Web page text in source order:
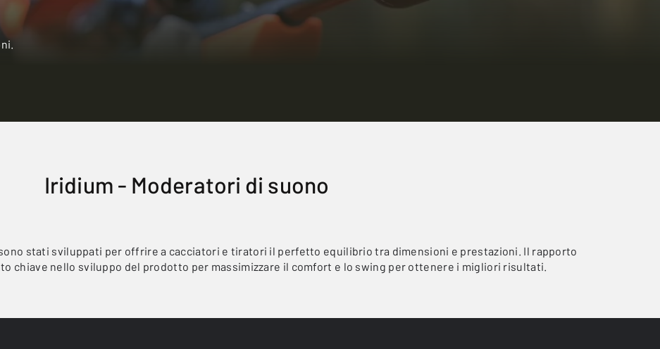
Iridium - Moderatori di suono
stati sviluppati per offrire a cacciatori e tiratori il perfetto equilibrio tra dimensioni e prestazioni. Il rapporto
chiave nello sviluppo del prodotto per massimizzare il comfort e lo swing per ottenere i migliori risultati.